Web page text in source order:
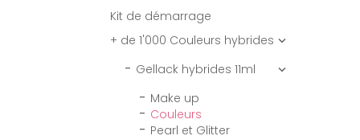
Kit de démarrage
+ de 1'000 Couleurs hybrides 
Gellack hybrides 11ml 
Make up
Couleurs
Pearl et Glitter